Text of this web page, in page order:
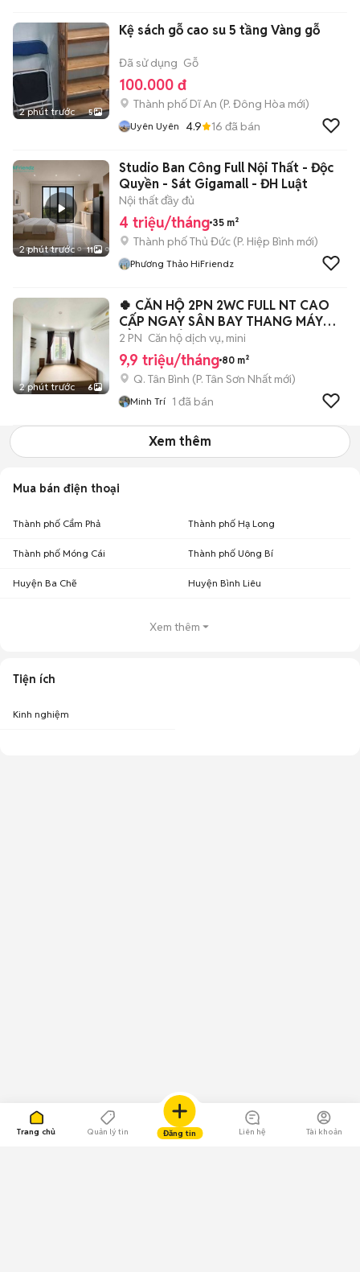
Trang chủ Quản lý tin Đăng tin Liên hệ Tài khoản
2 phút trước 5
Kệ sách gỗ cao su 5 tầng Vàng gỗ
Đã sử dụng Gỗ
100.000 đ
Thành phố Dĩ An (P. Đông Hòa mới)
Uyên Uyên 4.9 16 đã bán
2 phút trước 11
Studio Ban Công Full Nội Thất - Độc
Quyền - Sát Gigamall - ĐH Luật
Nội thất đầy đủ
4 triệu/tháng 35 m²
Thành phố Thủ Đức (P. Hiệp Bình mới)
Phương Thảo HiFriendz
2 phút trước 6
🍀 CĂN HỘ 2PN 2WC FULL NT CAO
CẤP NGAY SÂN BAY THANG MÁY
HẦM XE BẢO VỆ
2 PN Căn hộ dịch vụ, mini
9,9 triệu/tháng 80 m²
Q. Tân Bình (P. Tân Sơn Nhất mới)
Minh Trí 1 đã bán
Xem thêm
Mua bán điện thoại
Thành phố Cẩm Phả Thành phố Hạ Long
Thành phố Móng Cái Thành phố Uông Bí
Huyện Ba Chẽ Huyện Bình Liêu
Xem thêm
Tiện ích
Kinh nghiệm